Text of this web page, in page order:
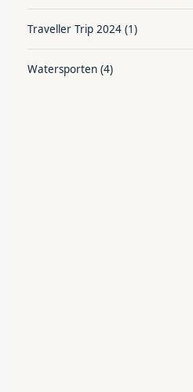
Traveller Trip 2024 (1)
Watersporten (4)